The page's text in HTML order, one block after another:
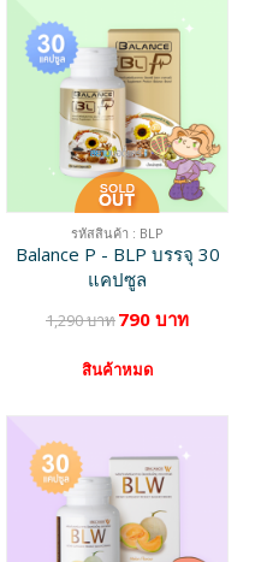
รหัสสินค้า : BLP
Balance P - BLP บรรจุ 30
แคปซูล
1,290 บาท790 บาท
สินค้าหมด